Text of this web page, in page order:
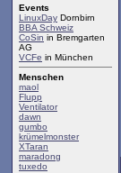
Events
LinuxDay Dornbirn
BBA Schweiz
CoSin in Bremgarten
AG
VCFe in München
Menschen
maol
Flupp
Ventilator
dawn
gumbo
krümelmonster
XTaran
maradong
tuxedo